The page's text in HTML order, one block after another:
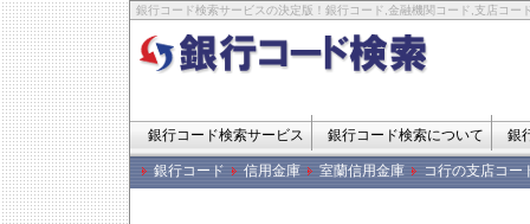
銀行コード検索サービスの決定版！銀行コード,金融機関コード,支店コー
銀行コード検索サービス 銀行コード検索について 銀
銀行コード 信用金庫 室蘭信用金庫 コ行の支店コー